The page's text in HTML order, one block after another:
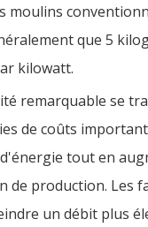
moulins
que 5
kilowatt.
remarquable se
de coûts
tout en
de production. Les
un débit plus